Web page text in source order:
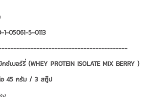
1-05061-5-0113
ซ์เบอร์รี่ (WHEY PROTEIN ISOLATE MIX BERRY )
อ 45 กรัม / 3 สกู๊ป
ง